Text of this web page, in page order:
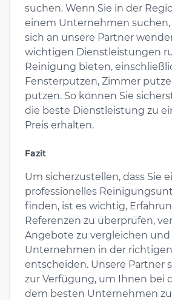
suchen. Wenn Sie in der
einem Unternehmen suchen,
sich an unsere Partner
wichtigen Dienstleistungen
Reinigung bieten,
Fensterputzen, Zimmer
putzen. So können Sie
die beste Dienstleistung zu
Preis erhalten.
Fazit
Um sicherzustellen, dass Sie
professionelles
finden, ist es wichtig,
Referenzen zu überprüfen,
Angebote zu vergleichen und
Unternehmen in der
entscheiden. Unsere Partner
zur Verfügung, um Ihnen bei
dem besten Unternehmen